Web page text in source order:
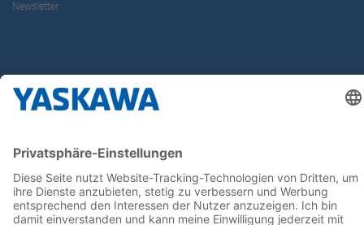
Newsletter
Follow us on...